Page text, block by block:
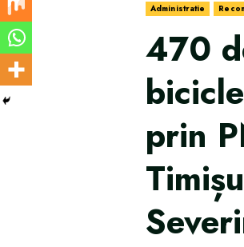
Administratie
470
prin